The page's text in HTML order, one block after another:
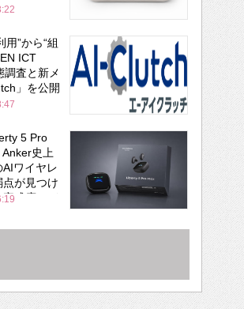
用”から“組
ICT
調査と新メ
」を公開
5 Pro
史上
ワイヤレ
点が見つけ
成度にび